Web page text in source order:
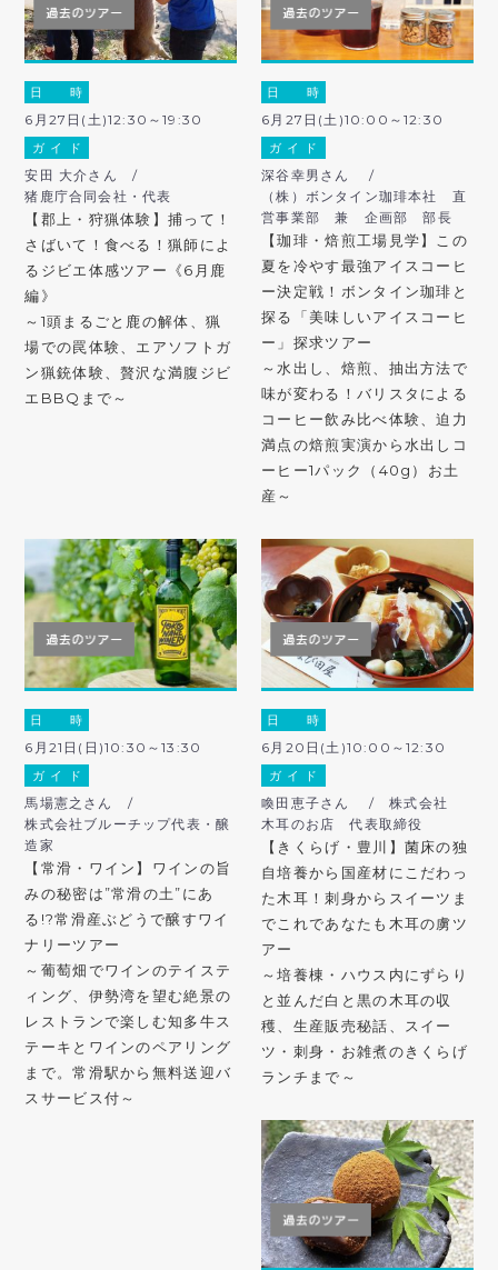
日 時
6月27日(土)12:30～19:30
ガ イ ド
安田 大介さん /
猪鹿庁合同会社・代表
【郡上・狩猟体験】捕って！
さばいて！食べる！猟師によ
るジビエ体感ツアー《6月鹿
編》
～1頭まるごと鹿の解体、猟
場での罠体験、エアソフトガ
ン猟銃体験、贅沢な満腹ジビ
エBBQまで～
日 時
6月27日(土)10:00～12:30
ガ イ ド
深谷幸男さん /
（株）ボンタイン珈琲本社 直
営事業部 兼 企画部 部長
【珈琲・焙煎工場見学】この
夏を冷やす最強アイスコーヒ
ー決定戦！ボンタイン珈琲と
探る「美味しいアイスコーヒ
ー」探求ツアー
～水出し、焙煎、抽出方法で
味が変わる！バリスタによる
コーヒー飲み比べ体験、迫力
満点の焙煎実演から水出しコ
ーヒー1パック（40g）お土
産～
日 時
6月21日(日)10:30～13:30
ガ イ ド
馬場憲之さん /
株式会社ブルーチップ代表・醸
造家
【常滑・ワイン】ワインの旨
みの秘密は”常滑の土”にあ
る!?常滑産ぶどうで醸すワイ
ナリーツアー
～葡萄畑でワインのテイステ
ィング、伊勢湾を望む絶景の
レストランで楽しむ知多牛ス
テーキとワインのペアリング
まで。常滑駅から無料送迎バ
スサービス付～
日 時
6月20日(土)10:00～12:30
ガ イ ド
喚田恵子さん / 株式会社
木耳のお店 代表取締役
【きくらげ・豊川】菌床の独
自培養から国産材にこだわっ
た木耳！刺身からスイーツま
でこれであなたも木耳の虜ツ
アー
～培養棟・ハウス内にずらり
と並んだ白と黒の木耳の収
穫、生産販売秘話、スイー
ツ・刺身・お雑煮のきくらげ
ランチまで～